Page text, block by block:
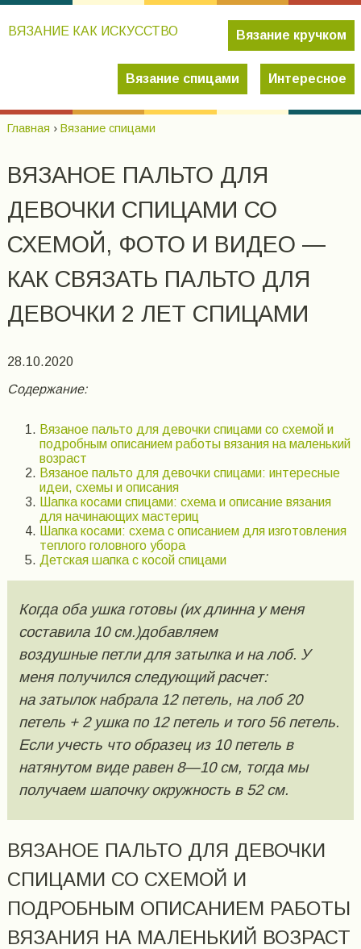
ВЯЗАНИЕ КАК ИСКУССТВО Вязание кручком
Вязание спицами Интересное
Главная › Вязание спицами
ВЯЗАНОЕ ПАЛЬТО ДЛЯ
ДЕВОЧКИ СПИЦАМИ СО
СХЕМОЙ, ФОТО И ВИДЕО —
КАК СВЯЗАТЬ ПАЛЬТО ДЛЯ
ДЕВОЧКИ 2 ЛЕТ СПИЦАМИ
28.10.2020
Содержание:
Вязаное пальто для девочки спицами со схемой и
подробным описанием работы вязания на маленький
возраст
Вязаное пальто для девочки спицами: интересные
идеи, схемы и описания
Шапка косами спицами: схема и описание вязания
для начинающих мастериц
Шапка косами: схема с описанием для изготовления
теплого головного убора
Детская шапка с косой спицами
Когда оба ушка готовы (их длинна у меня
составила 10 см.)добавляем
воздушные петли для затылка и на лоб. У
меня получился следующий расчет:
на затылок набрала 12 петель, на лоб 20
петель + 2 ушка по 12 петель и того 56 петель.
Если учесть что образец из 10 петель в
натянутом виде равен 8—10 см, тогда мы
получаем шапочку окружность в 52 см.
ВЯЗАНОЕ ПАЛЬТО ДЛЯ ДЕВОЧКИ
СПИЦАМИ СО СХЕМОЙ И
ПОДРОБНЫМ ОПИСАНИЕМ РАБОТЫ
ВЯЗАНИЯ НА МАЛЕНЬКИЙ ВОЗРАСТ